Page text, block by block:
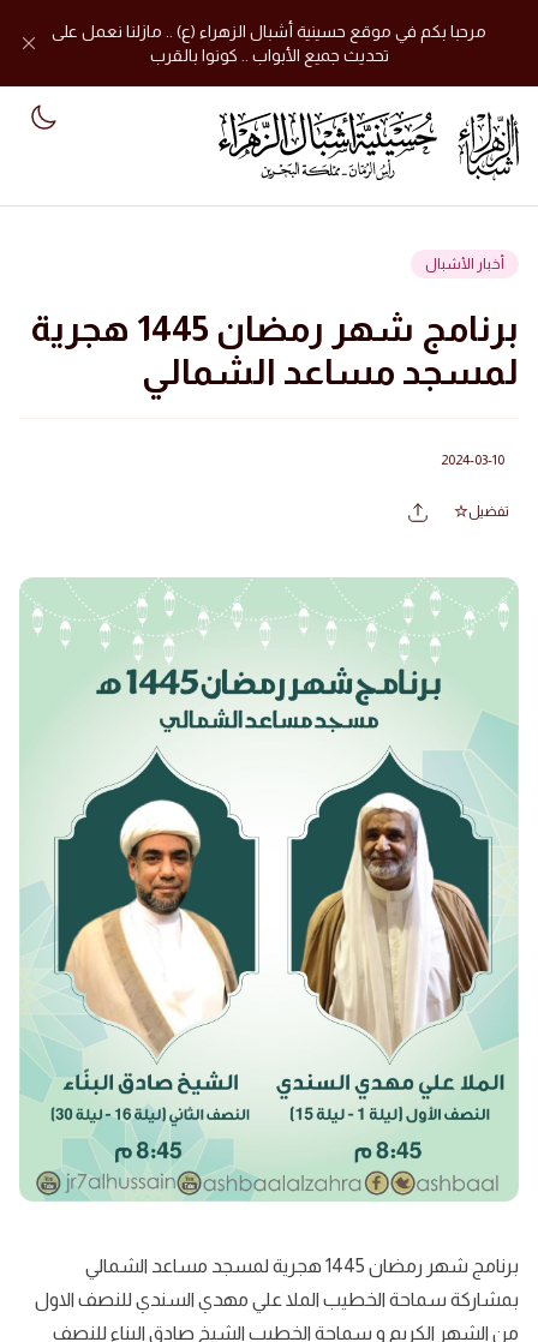
مرحبا بكم في موقع حسينية أشبال الزهراء (ع) .. مازلنا نعمل على
تحديث جميع الأبواب .. كونوا بالقرب
أخبار الأشبال
برنامج شهر رمضان 1445 هجرية
لمسجد مساعد الشمالي
2024-03-10
تفضيل
برنامج شهر رمضان 1445 هجرية لمسجد مساعد الشمالي
بمشاركة سماحة الخطيب الملا علي مهدي السندي للنصف الاول
من الشهر الكريم و سماحة الخطيب الشيخ صادق البناء للنصف